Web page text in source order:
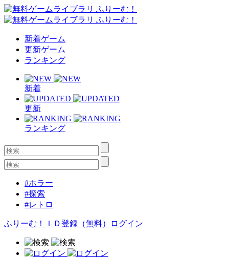
新着ゲーム
更新ゲーム
ランキング
新着
更新
ランキング
#ホラー
#探索
#レトロ
ふりーむ！ＩＤ登録（無料） ログイン